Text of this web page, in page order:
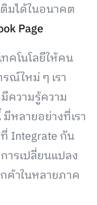
มได้ในอนาคต
Page
คโนโลยีให้คน
ณ์ใหม่ ๆ เรา
ความรู้ความ
หลายอย่างที่เรา
Integrate กัน
ารเปลี่ยนแปลง
ค้าในหลายภาค